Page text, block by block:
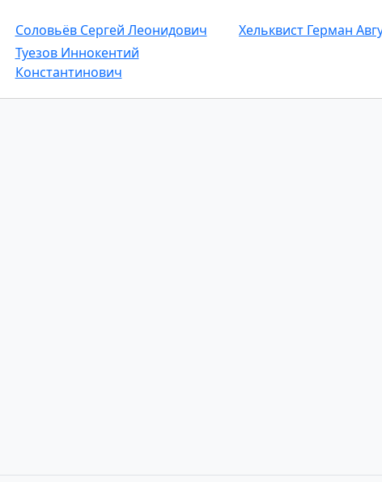
Соловьёв Сергей Леонидович
Туезов Иннокентий
Константинович
Хельквист Герман